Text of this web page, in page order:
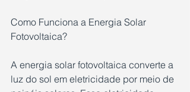
Como Funciona a Energia Solar
Fotovoltaica?
A energia solar fotovoltaica converte a
luz do sol em eletricidade por meio de